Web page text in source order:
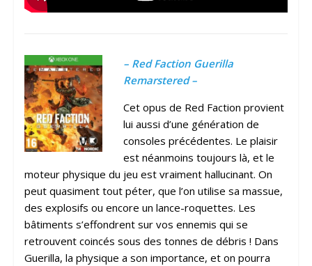
– Red Faction Guerilla
Remarstered –
Cet opus de Red Faction provient
lui aussi d’une génération de
consoles précédentes. Le plaisir
est néanmoins toujours là, et le
moteur physique du jeu est vraiment hallucinant. On
peut quasiment tout péter, que l’on utilise sa massue,
des explosifs ou encore un lance-roquettes. Les
bâtiments s’effondrent sur vos ennemis qui se
retrouvent coincés sous des tonnes de débris ! Dans
Guerilla, la physique a son importance, et on pourra